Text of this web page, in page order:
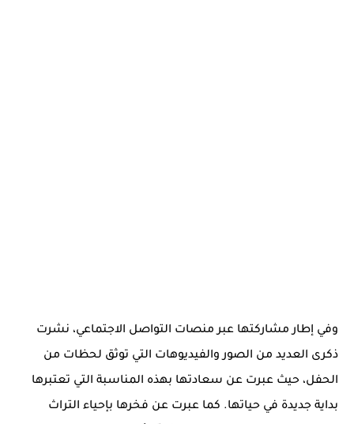
وفي إطار مشاركتها عبر منصات التواصل الاجتماعي، نشرت
ذكرى العديد من الصور والفيديوهات التي توثق لحظات من
الحفل، حيث عبرت عن سعادتها بهذه المناسبة التي تعتبرها
بداية جديدة في حياتها. كما عبرت عن فخرها بإحياء التراث